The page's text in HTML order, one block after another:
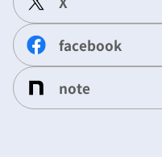
facebook
note